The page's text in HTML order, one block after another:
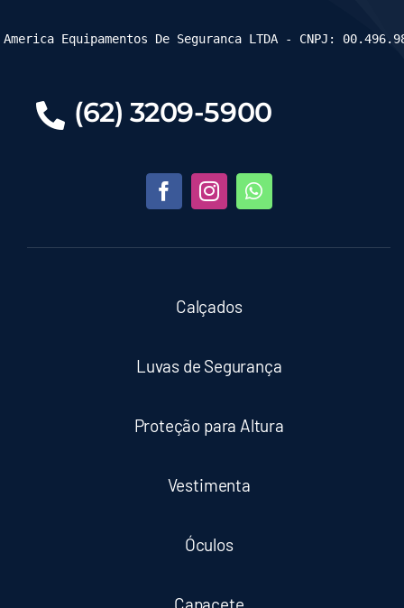
(62) 3209-5900
Calçados
Luvas de Segurança
Proteção para Altura
Vestimenta
Óculos
Equipamentos De Seguranca LTDA - CNPJ: